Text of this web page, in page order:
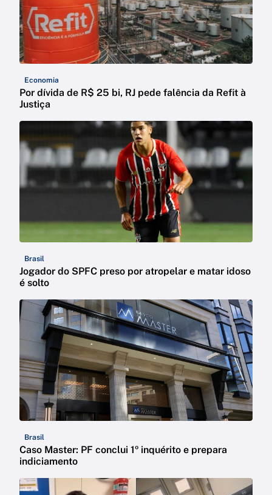
Economia
Por dívida de R$ 25 bi, RJ pede falência da Refit à
Justiça
Brasil
Jogador do SPFC preso por atropelar e matar idoso
é solto
Brasil
Caso Master: PF conclui 1º inquérito e prepara
indiciamento